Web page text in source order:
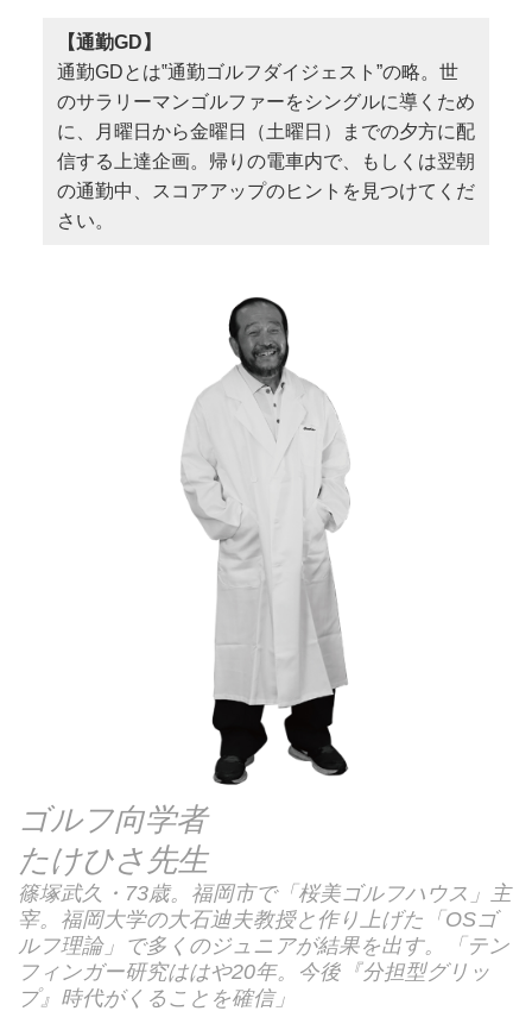
【通勤GD】
通勤GDとは‟通勤ゴルフダイジェスト”の略。世
のサラリーマンゴルファーをシングルに導くため
に、月曜日から金曜日（土曜日）までの夕方に配
信する上達企画。帰りの電車内で、もしくは翌朝
の通勤中、スコアアップのヒントを見つけてくだ
さい。
ゴルフ向学者
たけひさ先生
篠塚武久・73歳。福岡市で「桜美ゴルフハウス」主
宰。福岡大学の大石迪夫教授と作り上げた「OSゴ
ルフ理論」で多くのジュニアが結果を出す。「テン
フィンガー研究ははや20年。今後『分担型グリッ
プ』時代がくることを確信」